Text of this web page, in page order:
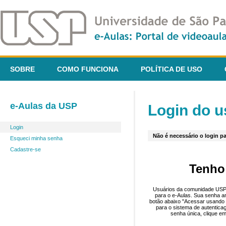
SOBRE COMO FUNCIONA POLÍTICA DE USO
e-Aulas da USP
Login
Esqueci minha senha
Cadastre-se
Login do
Não é necessário o login
Usuários da comunidade
para o e-Aulas. Sua senha
botão abaixo "Acessar
para o sistema de
senha única, clique